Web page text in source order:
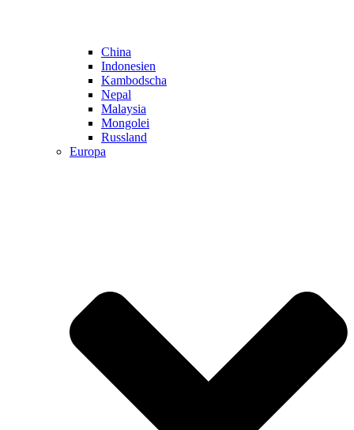
China
Indonesien
Kambodscha
Nepal
Malaysia
Mongolei
Russland
Europa